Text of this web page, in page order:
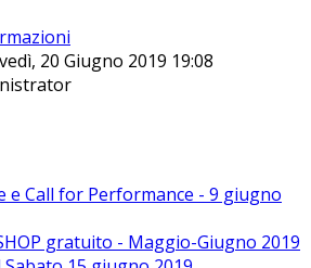
20 Giugno 2019 19:08
e Call for Performance - 9 giugno
gratuito - Maggio-Giugno 2019